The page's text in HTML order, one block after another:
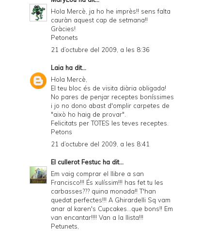
l
a
d
P
D
Hola Mercè, ja ho he imprès!! sens falta
cauràn aquest cap de setmana!!
Gràcies!
Petonets
21 d’octubre del 2009, a les 8:36
Laia ha dit...
Hola Mercè,
El teu bloc és de visita diària obligada!
No pares de penjar receptes boníssimes
i jo no dono abast d'omplir carpetes de
"això ho haig de provar".
Felicitats per TOTES les teves receptes.
Petons
21 d’octubre del 2009, a les 8:41
El cullerot Festuc ha dit...
Em vaig comprar el llibre a san
Francisco!!! És xulíssim!!! has fet tu les
carbasses??? quina monada!! T'han
quedat perfectes!!! A Ghirardelli Sq vam
anar al karen's Cupcakes...que bons!! Em
van encantar!!!! Van a la llista!!!
Petunets,